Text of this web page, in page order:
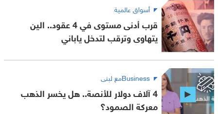
أسواق عالمية
قرب أدنى مستوى في 4 عقود.. الين
يتهاوى وترقب لتدخل ياباني
Businessمع لبنى
4 آلاف دولار للأنصة.. هل يخسر الذهب
معركة الصمود؟